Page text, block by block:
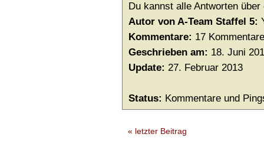
Du kannst alle Antworten
Autor von A-Team Staffel 5:
Kommentare: 17 Kommentare
Geschrieben am: 18. Juni
Update: 27. Februar 2013
Status: Kommentare und
« letzter Beitrag